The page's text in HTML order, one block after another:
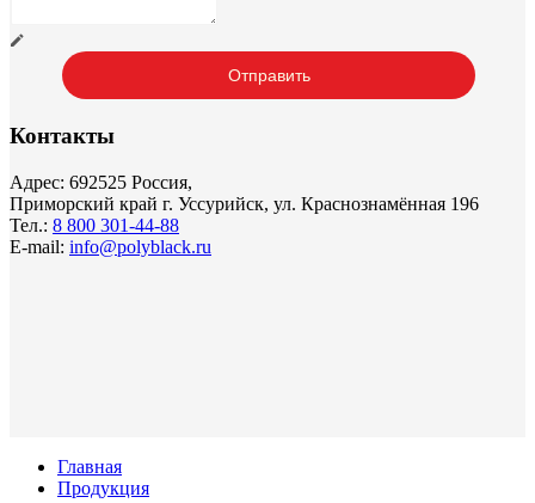
Контакты
Адрес: 692525 Россия,
Приморский край г. Уссурийск, ул. Краснознамённая 196
Тел.: 8 800 301-44-88
E-mail: info@polyblack.ru
Главная
Продукция